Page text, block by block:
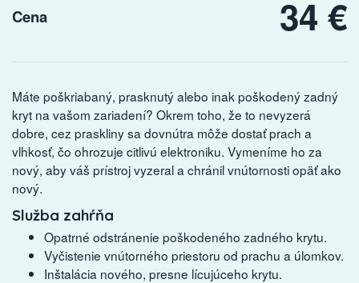
Cena 34 €
Máte poškriabaný, prasknutý alebo inak poškodený zadný
kryt na vašom zariadení? Okrem toho, že to nevyzerá
dobre, cez praskliny sa dovnútra môže dostať prach a
vlhkosť, čo ohrozuje citlivú elektroniku. Vymeníme ho za
nový, aby váš prístroj vyzeral a chránil vnútornosti opäť ako
nový.
Služba zahŕňa
Opatrné odstránenie poškodeného zadného krytu.
Vyčistenie vnútorného priestoru od prachu a úlomkov.
Inštalácia nového, presne lícujúceho krytu.